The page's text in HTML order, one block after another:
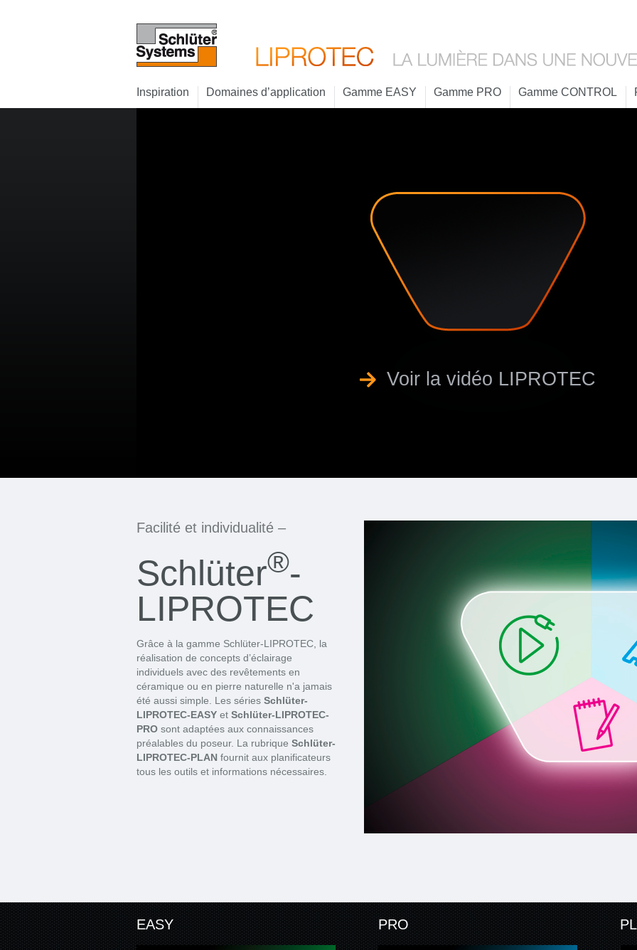
Inspiration Domaines d’application Gamme EASY Gamme PRO Gamme CONTROL
Voir la vidéo LIPROTEC
Facilité et individualité –
Schlüter®-
LIPROTEC
Grâce à la gamme Schlüter-LIPROTEC, la
réalisation de concepts d’éclairage
individuels avec des revêtements en
céramique ou en pierre naturelle n'a jamais
été aussi simple. Les séries Schlüter-
LIPROTEC-EASY et Schlüter-LIPROTEC-
PRO sont adaptées aux connaissances
préalables du poseur. La rubrique Schlüter-
LIPROTEC-PLAN fournit aux planificateurs
tous les outils et informations nécessaires.
EASY PRO